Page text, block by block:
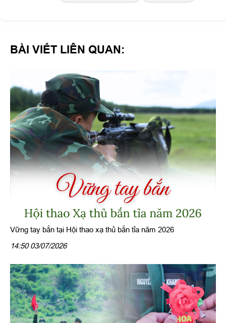
BÀI VIẾT LIÊN QUAN:
Vững tay bắn tại Hội thao xạ thủ bắn tỉa năm 2026
14:50 03/07/2026